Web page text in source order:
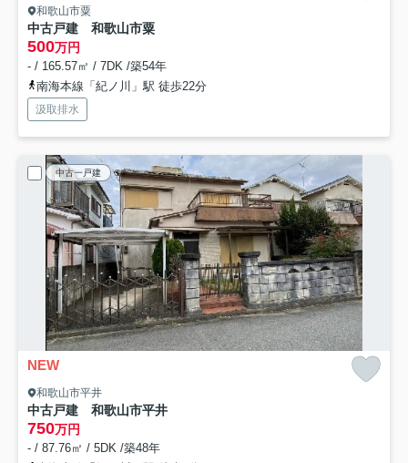
和歌山市粟
中古戸建 和歌山市粟
500万円
- / 165.57㎡ / 7DK /築54年
南海本線「紀ノ川」駅 徒歩22分
汲取排水
中古一戸建
NEW
和歌山市平井
中古戸建 和歌山市平井
750万円
- / 87.76㎡ / 5DK /築48年